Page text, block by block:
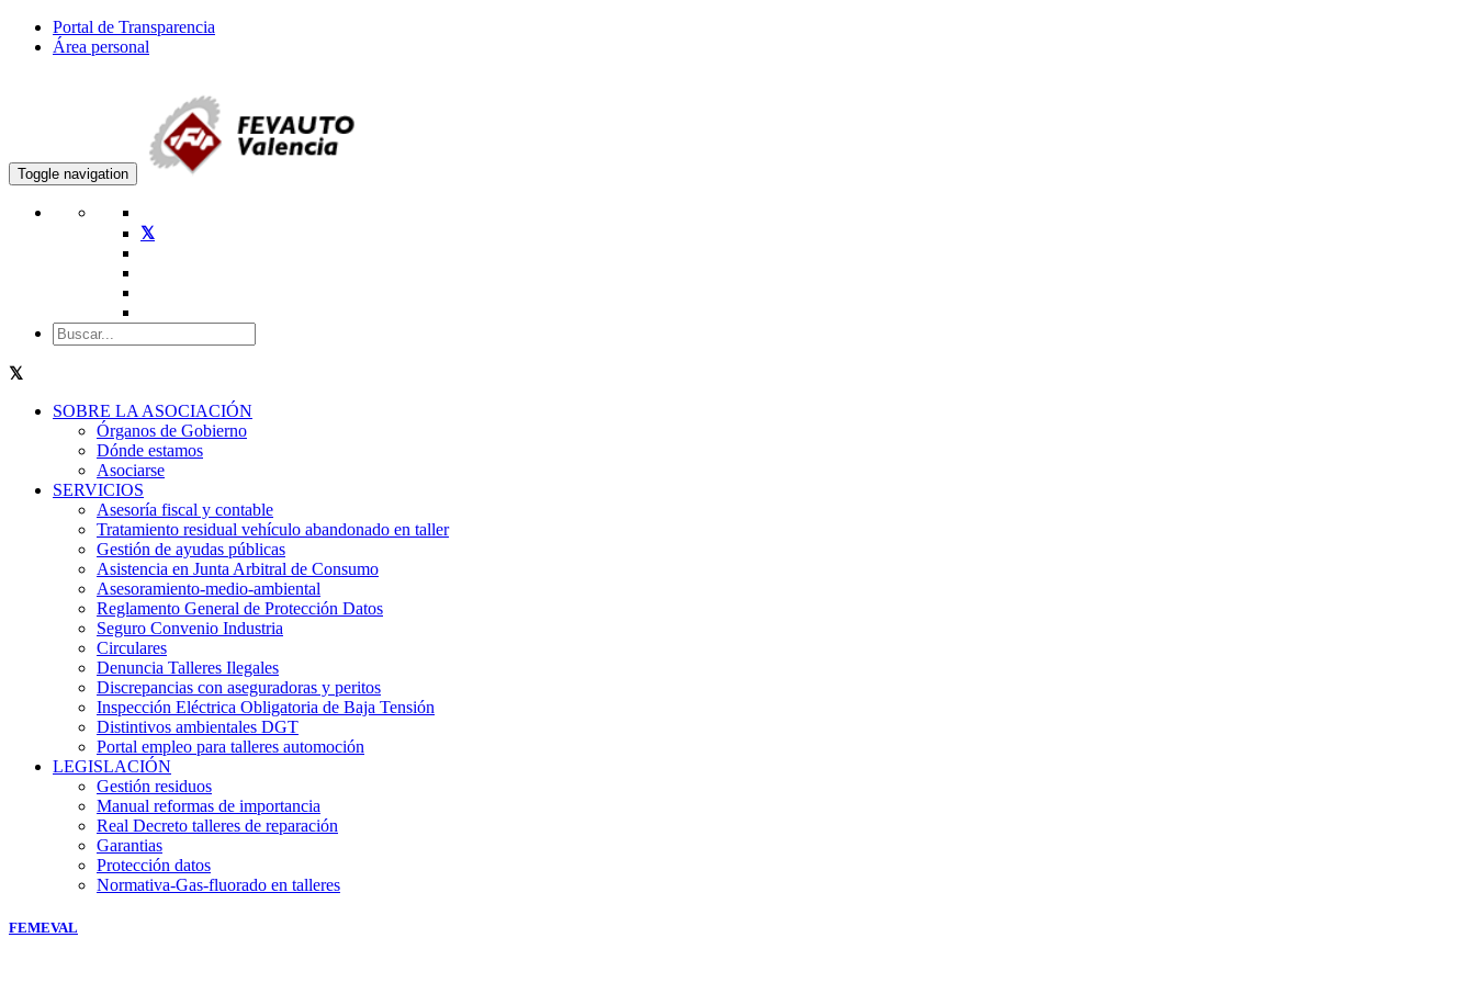
Portal de Transparencia
Área personal
Toggle navigation
SOBRE LA ASOCIACIÓN
Órganos de Gobierno
Dónde estamos
Asociarse
SERVICIOS
Asesoría fiscal y contable
Tratamiento residual vehículo abandonado en taller
Gestión de ayudas públicas
Asistencia en Junta Arbitral de Consumo
Asesoramiento-medio-ambiental
Reglamento General de Protección Datos
Seguro Convenio Industria
Circulares
Denuncia Talleres Ilegales
Discrepancias con aseguradoras y peritos
Inspección Eléctrica Obligatoria de Baja Tensión
Distintivos ambientales DGT
Portal empleo para talleres automoción
LEGISLACIÓN
Gestión residuos
Manual reformas de importancia
Real Decreto talleres de reparación
Garantias
Protección datos
Normativa-Gas-fluorado en talleres
FEMEVAL